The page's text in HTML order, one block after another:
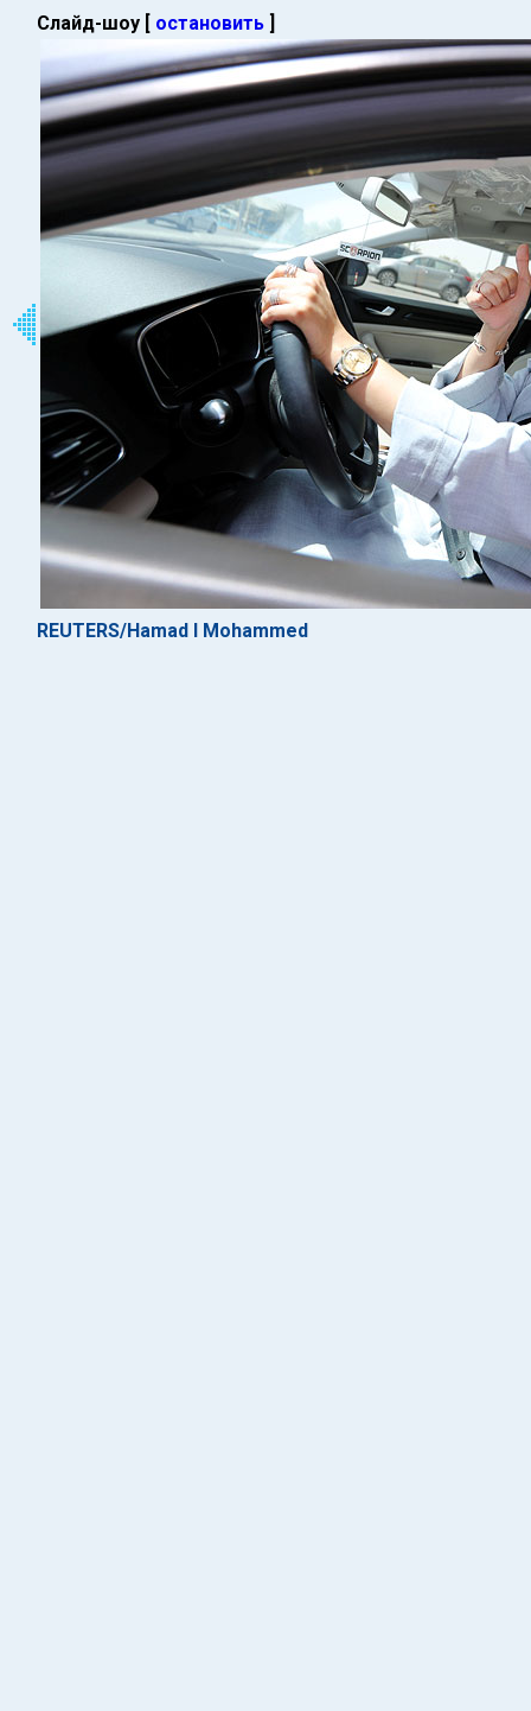
Слайд-шоу [ остановить ]
REUTERS/Hamad I Mohammed